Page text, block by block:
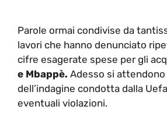
Parole ormai condivise da
lavori che hanno denunciato
cifre esagerate spese per gli
e Mbappè. Adesso si
dell’indagine condotta dalla
eventuali violazioni.